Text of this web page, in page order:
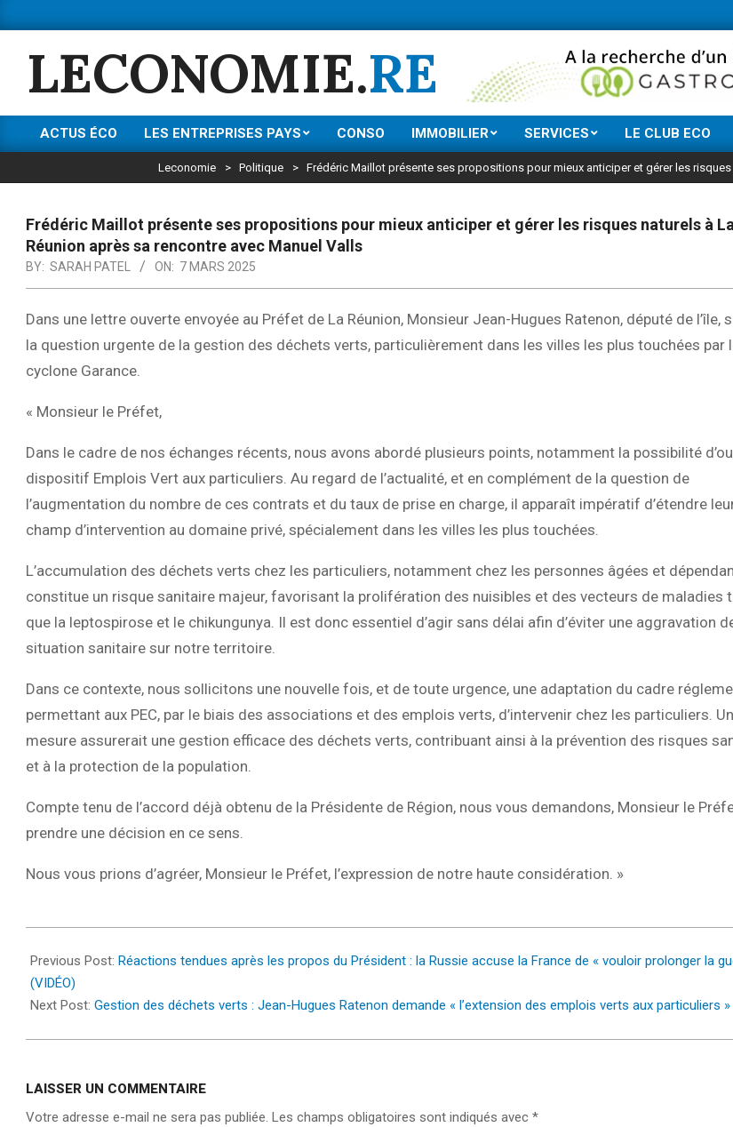
to
content
Ne
LECONOMIE.RE
Primary
Menu
ACTUS ÉCO LES ENTREPRISES PAYS CONSO IMMOBILIER SERVICES LE CLUB ECO
Leconomie > Politique > Frédéric Maillot présente ses propositions pour mieux anticiper et gérer les
Frédéric Maillot présente ses propositions pour mieux anticiper et gérer les risques naturels à La
Réunion après sa rencontre avec Manuel Valls
BY: SARAH PATEL ON: 7 MARS 2025
Dans une lettre ouverte envoyée au Préfet de La Réunion, Monsieur Jean-Hugues Ratenon, député de l’île,
la question urgente de la gestion des déchets verts, particulièrement dans les villes les plus touchées par
cyclone Garance.
« Monsieur le Préfet,
Dans le cadre de nos échanges récents, nous avons abordé plusieurs points, notamment la possibilité
dispositif Emplois Vert aux particuliers. Au regard de l’actualité, et en complément de la question de
l’augmentation du nombre de ces contrats et du taux de prise en charge, il apparaît impératif d’étendre
champ d’intervention au domaine privé, spécialement dans les villes les plus touchées.
L’accumulation des déchets verts chez les particuliers, notamment chez les personnes âgées et
constitue un risque sanitaire majeur, favorisant la prolifération des nuisibles et des vecteurs de maladies
que la leptospirose et le chikungunya. Il est donc essentiel d’agir sans délai afin d’éviter une aggravation
situation sanitaire sur notre territoire.
Dans ce contexte, nous sollicitons une nouvelle fois, et de toute urgence, une adaptation du cadre
permettant aux PEC, par le biais des associations et des emplois verts, d’intervenir chez les particuliers.
mesure assurerait une gestion efficace des déchets verts, contribuant ainsi à la prévention des risques
et à la protection de la population.
Compte tenu de l’accord déjà obtenu de la Présidente de Région, nous vous demandons, Monsieur le
prendre une décision en ce sens.
Nous vous prions d’agréer, Monsieur le Préfet, l’expression de notre haute considération. »
03-
07
Previous Post: Réactions tendues après les propos du Président : la Russie accuse la France de « vouloir prolonger la
(VIDÉO)
Next Post: Gestion des déchets verts : Jean-Hugues Ratenon demande « l’extension des emplois verts aux particuliers »
LAISSER UN COMMENTAIRE
Votre adresse e-mail ne sera pas publiée. Les champs obligatoires sont indiqués avec *